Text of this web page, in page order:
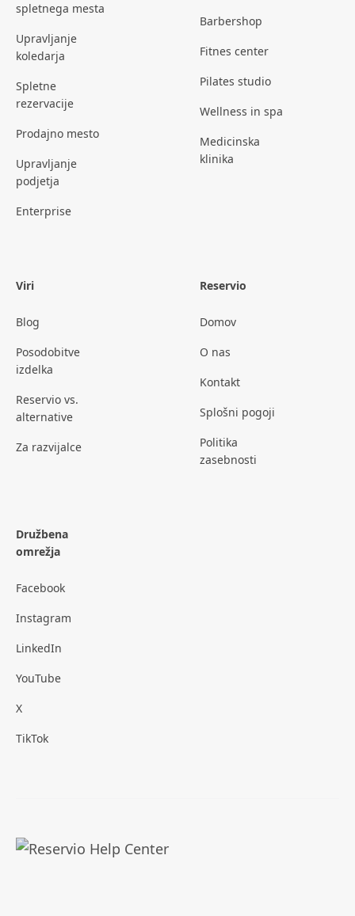
spletnega mesta
Upravljanje
koledarja
Spletne
rezervacije
Prodajno mesto
Upravljanje
podjetja
Enterprise
Barbershop
Fitnes center
Pilates studio
Wellness in spa
Medicinska
klinika
Viri
Blog
Posodobitve
izdelka
Reservio vs.
alternative
Za razvijalce
Reservio
Domov
O nas
Kontakt
Splošni pogoji
Politika
zasebnosti
Družbena
omrežja
Facebook
Instagram
LinkedIn
YouTube
X
TikTok